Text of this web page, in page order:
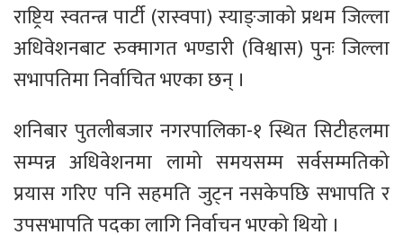
राष्ट्रिय स्वतन्त्र पार्टी (रास्वपा) स्याङ्जाको प्रथम जिल्ला
अधिवेशनबाट रुक्मागत भण्डारी (विश्वास) पुनः जिल्ला
सभापतिमा निर्वाचित भएका छन् ।
शनिबार पुतलीबजार नगरपालिका-१ स्थित सिटीहलमा
सम्पन्न अधिवेशनमा लामो समयसम्म सर्वसम्मतिको
प्रयास गरिए पनि सहमति जुट्न नसकेपछि सभापति र
उपसभापति पदका लागि निर्वाचन भएको थियो ।